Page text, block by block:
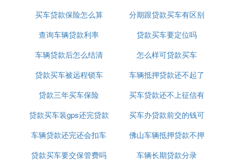
需要抵押机动车登记证书。
所以，我们在选择贷款购车时，请选择正规的银行贷
登记抵押就可以了。车辆的两把钥匙在提车时，就会
直接交给我们车主的，车辆使用会更加的方便一些。
了，如果在购车或者荀泽贷款分期购车时，说明只交
付一把车钥匙的，请谨慎选择购买，以免不必要的麻
买车吗
买车贷款保险怎么算
分期跟贷款买车有区别
吗
查询车辆贷款利率
贷款买车要定位吗
车辆贷款后怎么结清
怎么样可贷款买车
贷款买车被远程锁车
车辆抵押贷款还不起了
怎么办
贷款三年买车保险
买车贷款还不上征信有
影响吗
贷款买车装gps还完贷款
后
买车办贷款前交的钱可
以退吗
车辆贷款还完还会扣车
吗
佛山车辆抵押贷款不押
车
贷款买车要交保管费吗
车辆长期贷款分录